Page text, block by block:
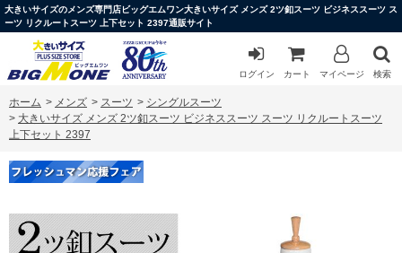
大きいサイズのメンズ専門店ビッグエムワン大きいサイズ メンズ 2ツ釦スーツ ビジネススーツ ス
ーツ リクルートスーツ 上下セット 2397通販サイト
ログイン カート マイページ 検索
ホーム > メンズ > スーツ > シングルスーツ
> 大きいサイズ メンズ 2ツ釦スーツ ビジネススーツ スーツ リクルートスーツ
上下セット 2397